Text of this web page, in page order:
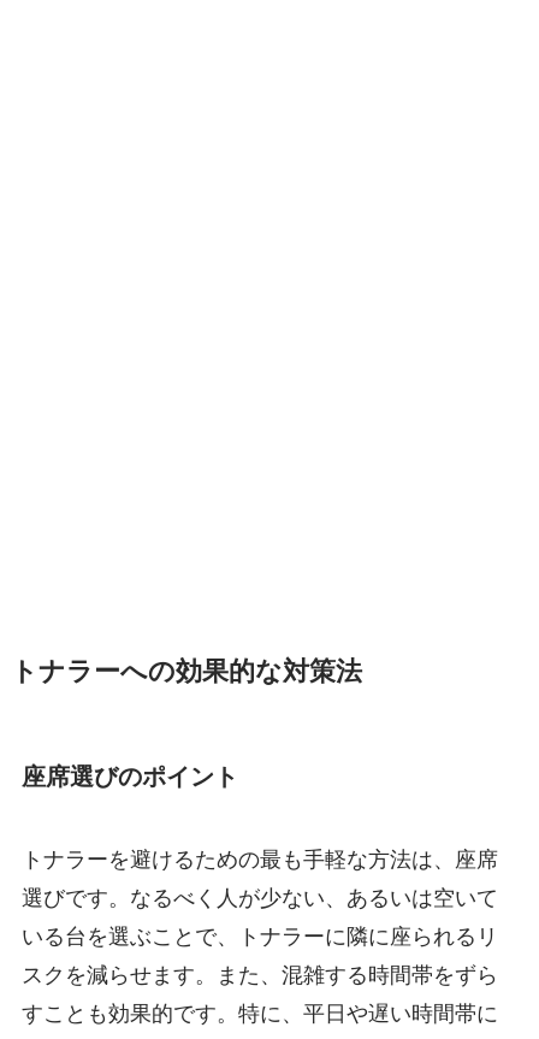
トナラーへの効果的な対策法
座席選びのポイント
トナラーを避けるための最も手軽な方法は、座席
選びです。なるべく人が少ない、あるいは空いて
いる台を選ぶことで、トナラーに隣に座られるリ
スクを減らせます。また、混雑する時間帯をずら
すことも効果的です。特に、平日や遅い時間帯に